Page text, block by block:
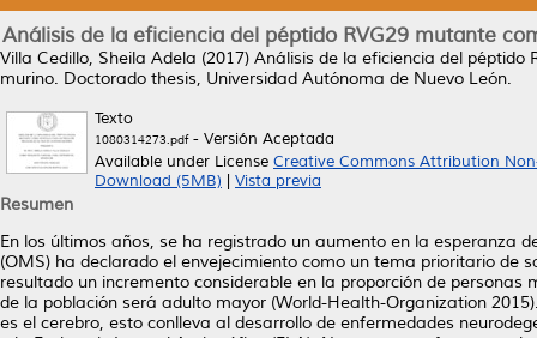
Análisis de la eficiencia del péptido RVG29 mutante
Villa Cedillo, Sheila Adela (2017) Análisis de la eficiencia del péptido
murino. Doctorado thesis, Universidad Autónoma de Nuevo León.
Texto
1080314273.pdf- Versión Aceptada
Available under License Creative Commons Attribution
Download (5MB)
Vista previa
Resumen
En los últimos años, se ha registrado un aumento en la esperanza
(OMS) ha declarado el envejecimiento como un tema prioritario de
resultado un incremento considerable en la proporción de
de la población será adulto mayor (World-Health-Organization
es el cerebro, esto conlleva al desarrollo de enfermedades